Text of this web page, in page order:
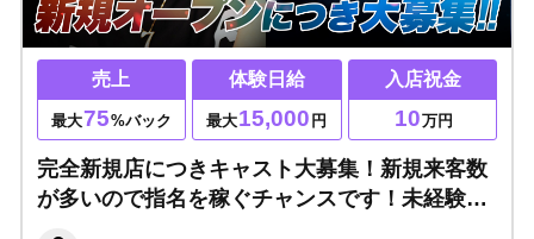
売上
最大75%バック
体験日給
最大15,000 円
入店祝金
10万円
完全新規店につきキャスト大募集！新規来客数
が多いので指名を稼ぐチャンスです！未経験者